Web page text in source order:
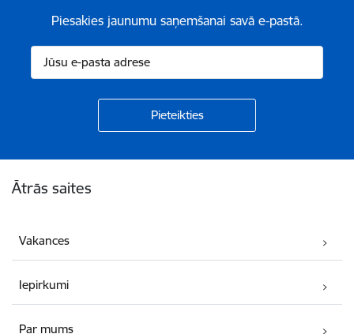
Piesakies jaunumu saņemšanai savā e-pastā.
Ātrās saites
Vakances
Iepirkumi
Par mums